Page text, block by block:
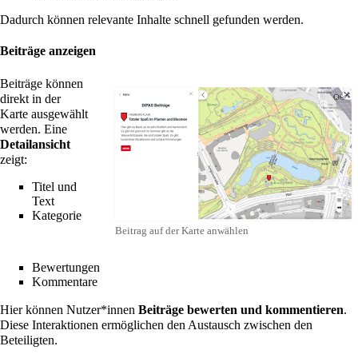
Dadurch können relevante Inhalte schnell gefunden werden.
Beiträge anzeigen
Beitrag auf der Karte anwählen
Beiträge können
direkt in der
Karte ausgewählt
werden. Eine
Detailansicht
zeigt:
Titel und
Text
Kategorie
Bewertungen
Kommentare
Hier können Nutzer*innen Beiträge bewerten und kommentieren.
Diese Interaktionen ermöglichen den Austausch zwischen den
Beteiligten.